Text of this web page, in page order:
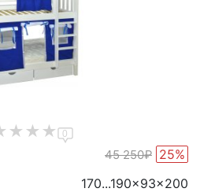
0
45 250₽ 25%
170...190x93x200